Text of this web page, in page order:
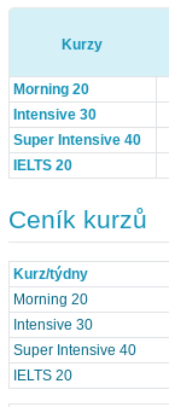
Kurzy
Morning 20
Intensive 30
Super Intensive 40
IELTS 20
Ceník kurzů
Kurz/týdny
Morning 20
Intensive 30
Super Intensive 40
IELTS 20